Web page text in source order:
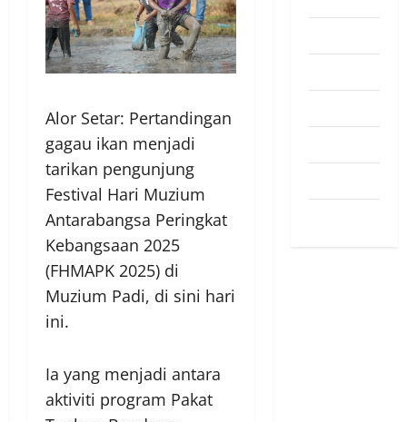
Alor Setar: Pertandingan
gagau ikan menjadi
tarikan pengunjung
Festival Hari Muzium
Antarabangsa Peringkat
Kebangsaan 2025
(FHMAPK 2025) di
Muzium Padi, di sini hari
ini.
Ia yang menjadi antara
aktiviti program Pakat